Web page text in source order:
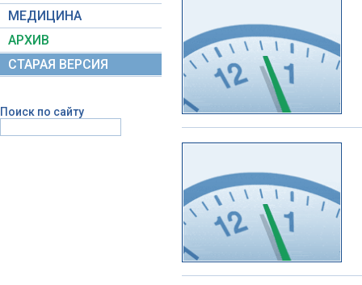
МЕДИЦИНА
АРХИВ
СТАРАЯ ВЕРСИЯ
Поиск по сайту